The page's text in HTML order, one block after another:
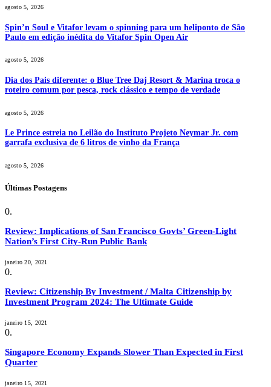
agosto 5, 2026
Spin’n Soul e Vitafor levam o spinning para um heliponto de São
Paulo em edição inédita do Vitafor Spin Open Air
agosto 5, 2026
Dia dos Pais diferente: o Blue Tree Daj Resort & Marina troca o
roteiro comum por pesca, rock clássico e tempo de verdade
agosto 5, 2026
Le Prince estreia no Leilão do Instituto Projeto Neymar Jr. com
garrafa exclusiva de 6 litros de vinho da França
agosto 5, 2026
Últimas Postagens
Review: Implications of San Francisco Govts’ Green-Light
Nation’s First City-Run Public Bank
janeiro 20, 2021
Review: Citizenship By Investment / Malta Citizenship by
Investment Program 2024: The Ultimate Guide
janeiro 15, 2021
Singapore Economy Expands Slower Than Expected in First
Quarter
janeiro 15, 2021